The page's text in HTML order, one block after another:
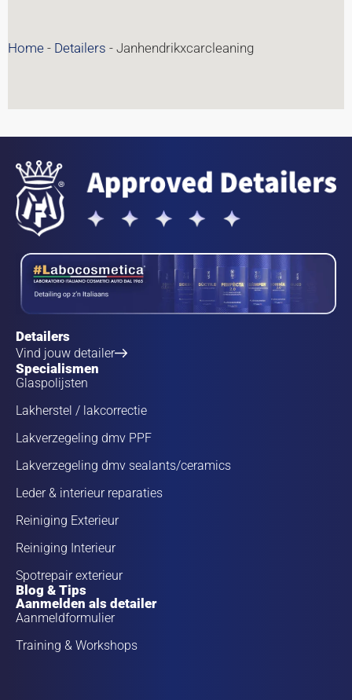
Home - Detailers - Janhendrikxcarcleaning
Detailers
Vind jouw detailer
Specialismen
Glaspolijsten
Lakherstel / lakcorrectie
Lakverzegeling dmv PPF
Lakverzegeling dmv sealants/ceramics
Leder & interieur reparaties
Reiniging Exterieur
Reiniging Interieur
Spotrepair exterieur
Blog & Tips
Aanmelden als detailer
Aanmeldformulier
Training & Workshops